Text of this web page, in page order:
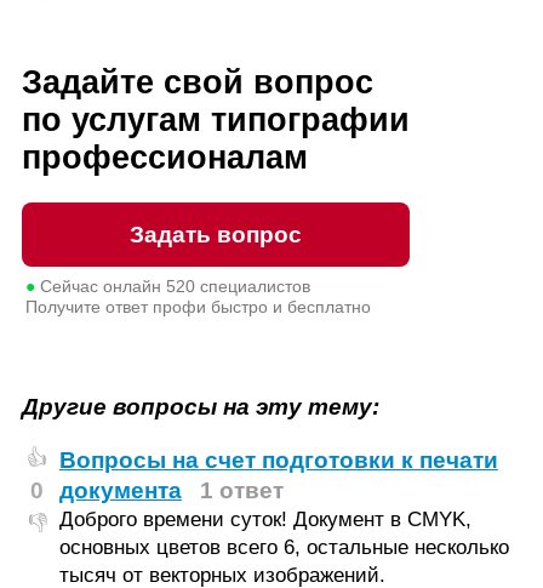
Задайте свой вопрос
по услугам типографии
профессионалам
Задать вопрос
●Сейчас онлайн 520 специалистов
Получите ответ профи быстро и бесплатно
Другие вопросы на эту тему:
👍
0
👎
Вопросы на счет подготовки к печати
документа
1 ответ
Доброго времени суток! Документ в CMYK,
основных цветов всего 6, остальные несколько
тысяч от векторных изображений.